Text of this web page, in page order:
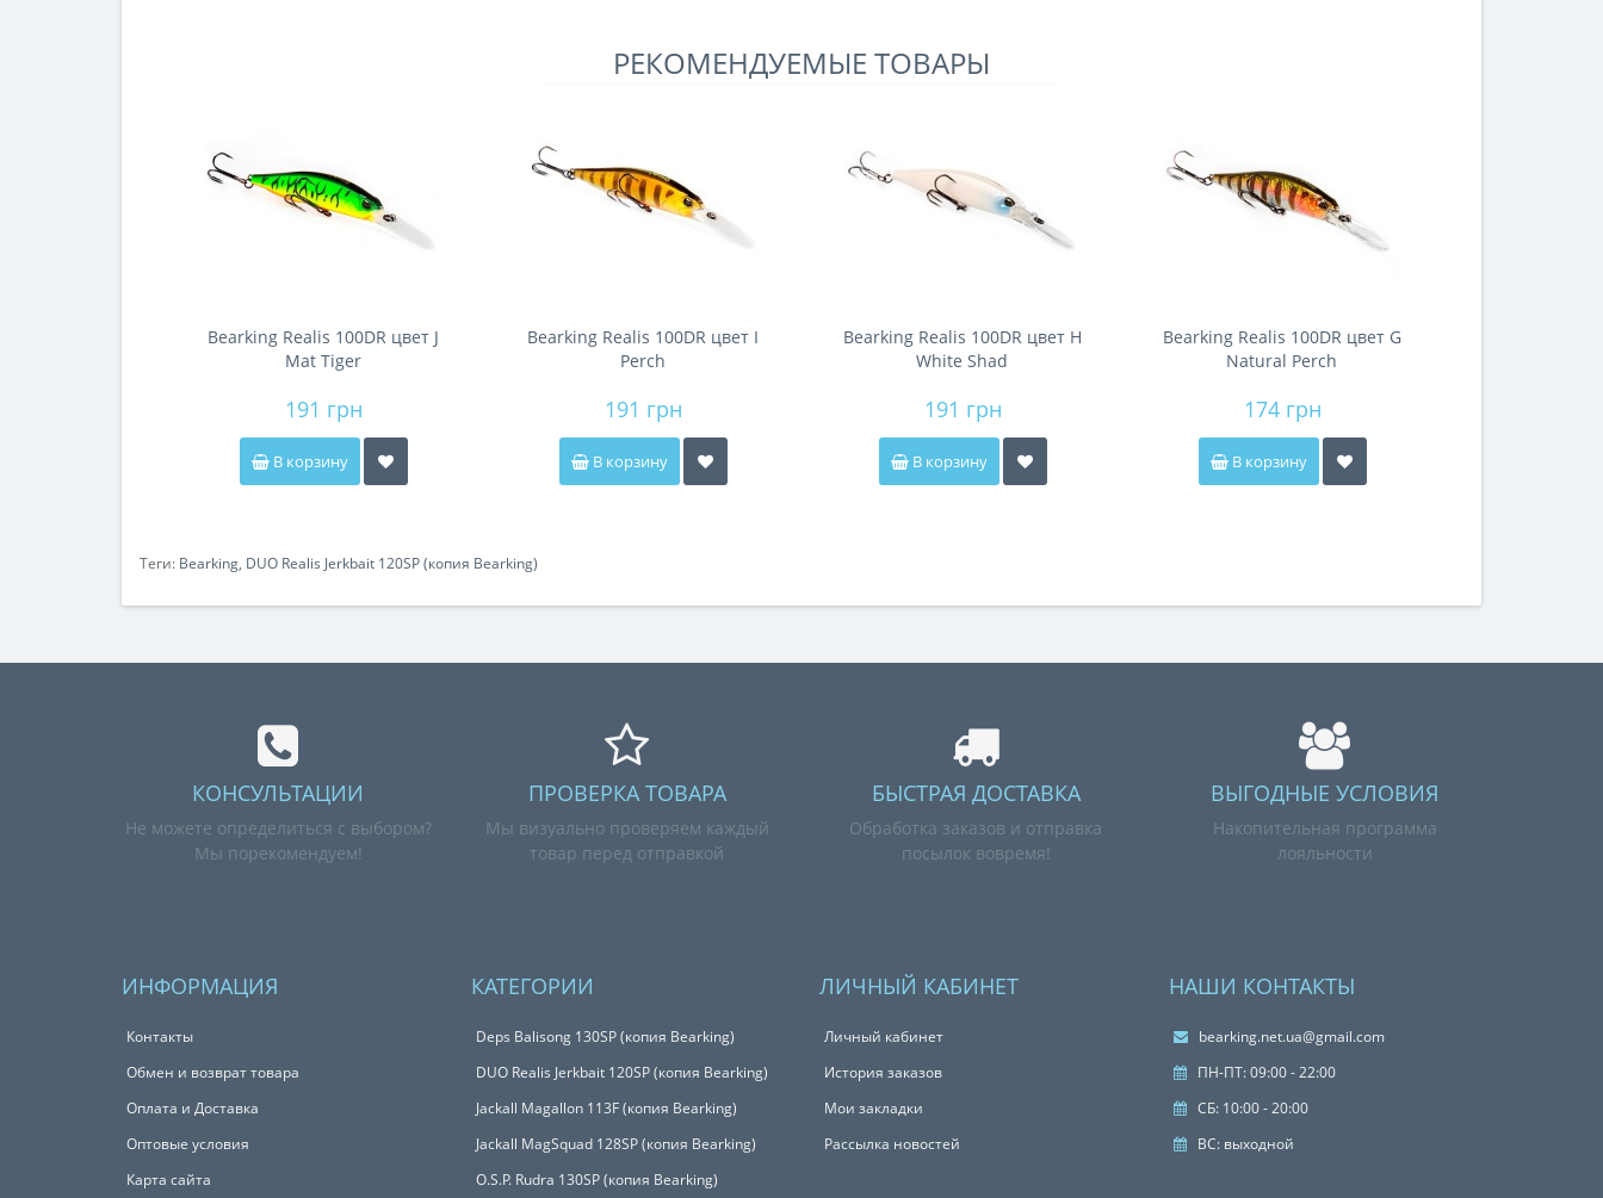
РЕКОМЕНДУЕМЫЕ ТОВАРЫ
Bearking Realis 100DR цвет J
Mat Tiger
191 грн
В корзину
Bearking Realis 100DR цвет I
Perch
191 грн
В корзину
Bearking Realis 100DR цвет H
White Shad
191 грн
В корзину
Bearking Realis 100DR цвет G
Natural Perch
174 грн
В корзину
Теги: Bearking, DUO Realis Jerkbait 120SP (копия Bearking)
КОНСУЛЬТАЦИИ
Не можете определиться с выбором?
Мы порекомендуем!
ПРОВЕРКА ТОВАРА
Мы визуально проверяем каждый
товар перед отправкой
БЫСТРАЯ ДОСТАВКА
Обработка заказов и отправка
посылок вовремя!
ВЫГОДНЫЕ УСЛОВИЯ
Накопительная программа
лояльности
ИНФОРМАЦИЯ
Контакты
Обмен и возврат товара
Оплата и Доставка
Оптовые условия
Карта сайта
КАТЕГОРИИ
Deps Balisong 130SP (копия Bearking)
DUO Realis Jerkbait 120SP (копия Bearking)
Jackall Magallon 113F (копия Bearking)
Jackall MagSquad 128SP (копия Bearking)
O.S.P. Rudra 130SP (копия Bearking)
ЛИЧНЫЙ КАБИНЕТ
Личный кабинет
История заказов
Мои закладки
Рассылка новостей
НАШИ КОНТАКТЫ
bearking.net.ua@gmail.com
ПН-ПТ: 09:00 - 22:00
СБ: 10:00 - 20:00
ВС: выходной